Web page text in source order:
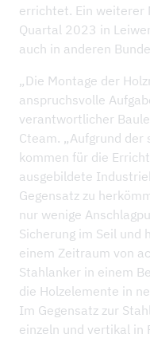
errichtet. Ein weiterer
Quartal 2023 in
auch in anderen
„Die Montage der
anspruchsvolle
verantwortlicher
Cteam. „Aufgrund der
kommen für die
ausgebildete
Gegensatz zu
nur wenige
Sicherung im Seil
einem Zeitraum von
Stahlanker in einem
die Holzelemente in
Im Gegensatz zur
einzeln und vertikal in